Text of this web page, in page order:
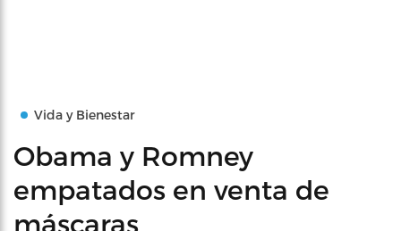
Vida y Bienestar
Obama y Romney
empatados en venta de
máscaras